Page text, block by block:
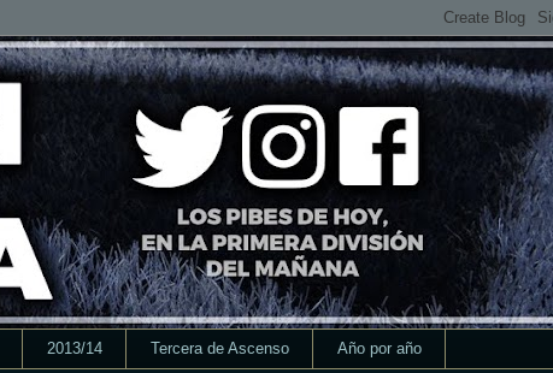
2013/14 Tercera de Ascenso Año por año